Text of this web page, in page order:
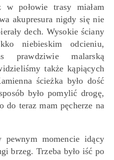
połowie trasy miałam
akupresura nigdy się nie
dech. Wysokie ściany
niebieskim odcieniu,
prawdziwie malarską
także kąpiących
ścieżka było dość
było pomylić drogę,
do teraz mam pęcherze na
momencie idący
brzeg. Trzeba było iść po